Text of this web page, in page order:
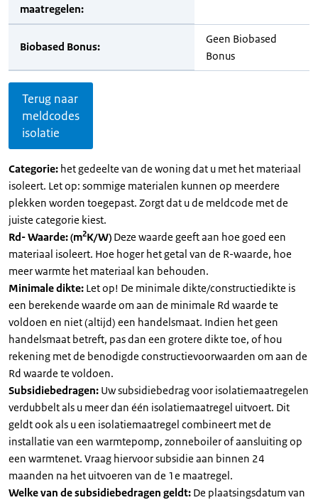
maatregelen:
Biobased Bonus:
Geen Biobased
Bonus
Terug naar
meldcodes
isolatie
Categorie: het gedeelte van de woning dat u met het materiaal
isoleert. Let op: sommige materialen kunnen op meerdere
plekken worden toegepast. Zorgt dat u de meldcode met de
juiste categorie kiest.
Rd- Waarde: (m2K/W) Deze waarde geeft aan hoe goed een
materiaal isoleert. Hoe hoger het getal van de R-waarde, hoe
meer warmte het materiaal kan behouden.
Minimale dikte: Let op! De minimale dikte/constructiedikte is
een berekende waarde om aan de minimale Rd waarde te
voldoen en niet (altijd) een handelsmaat. Indien het geen
handelsmaat betreft, pas dan een grotere dikte toe, of hou
rekening met de benodigde constructievoorwaarden om aan de
Rd waarde te voldoen.
Subsidiebedragen: Uw subsidiebedrag voor isolatiemaatregelen
verdubbelt als u meer dan één isolatiemaatregel uitvoert. Dit
geldt ook als u een isolatiemaatregel combineert met de
installatie van een warmtepomp, zonneboiler of aansluiting op
een warmtenet. Vraag hiervoor subsidie aan binnen 24
maanden na het uitvoeren van de 1e maatregel.
Welke van de subsidiebedragen geldt: De plaatsingsdatum van